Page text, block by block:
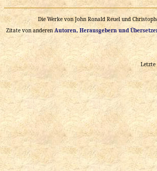
Die Werke von John Ronald Reuel und
Zitate von anderenAutoren, Herausgebern und